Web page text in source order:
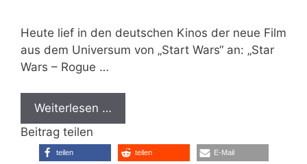
Heute lief in den deutschen Kinos der neue Film
aus dem Universum von „Start Wars“ an: „Star
Wars – Rogue …
Weiterlesen …
Beitrag teilen
teilen teilen E-Mail